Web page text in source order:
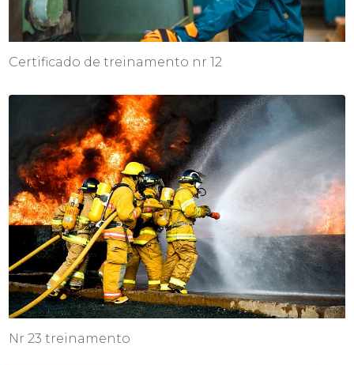
Certificado de treinamento nr 12
Nr 23 treinamento